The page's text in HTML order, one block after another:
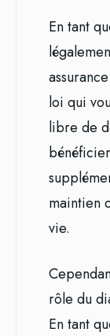
En tant
loi qui
libre de
maintien
vie.
rôle du
En tant